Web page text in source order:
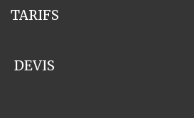
TARIFS
DEVIS